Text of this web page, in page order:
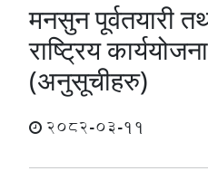
मनसुन पूर्वतयारी
राष्ट्रिय
(अनुसूचीहरु)
2082-03-11